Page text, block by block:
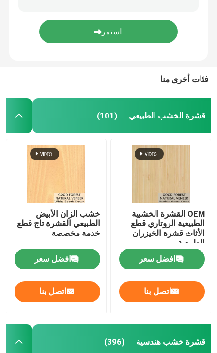
فئات أخرى منا
قشرة الخشب الطبيعي (101)
OEM القشرة الخشبية
الطبيعية الروتاري قطع
الأثاث قشرة الخيزران
الطبيعية
افضل سعر
اتصل بنا
خشب الزان الأبيض
الطبيعي القشرة تاج قطع
خدمة مخصصة
افضل سعر
اتصل بنا
قشرة خشب هندسية (396)